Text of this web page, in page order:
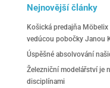
Nejnovější články
Košická predajňa
vedúcou pobočky Janou
Úspěšné absolvování
Železniční modelářství je
disciplínami